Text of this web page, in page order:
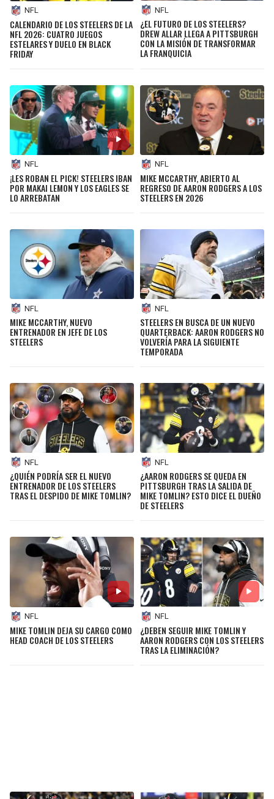
NFL
CALENDARIO DE LOS STEELERS DE LA
NFL 2026: CUATRO JUEGOS
ESTELARES Y DUELO EN BLACK
FRIDAY
NFL
¿EL FUTURO DE LOS STEELERS?
DREW ALLAR LLEGA A PITTSBURGH
CON LA MISIÓN DE TRANSFORMAR
LA FRANQUICIA
NFL
¡LES ROBAN EL PICK! STEELERS IBAN
POR MAKAI LEMON Y LOS EAGLES SE
LO ARREBATAN
NFL
MIKE MCCARTHY, ABIERTO AL
REGRESO DE AARON RODGERS A LOS
STEELERS EN 2026
NFL
MIKE MCCARTHY, NUEVO
ENTRENADOR EN JEFE DE LOS
STEELERS
NFL
STEELERS EN BUSCA DE UN NUEVO
QUARTERBACK: AARON RODGERS NO
VOLVERÍA PARA LA SIGUIENTE
TEMPORADA
NFL
¿QUIÉN PODRÍA SER EL NUEVO
ENTRENADOR DE LOS STEELERS
TRAS EL DESPIDO DE MIKE TOMLIN?
NFL
¿AARON RODGERS SE QUEDA EN
PITTSBURGH TRAS LA SALIDA DE
MIKE TOMLIN? ESTO DICE EL DUEÑO
DE STEELERS
NFL
MIKE TOMLIN DEJA SU CARGO COMO
HEAD COACH DE LOS STEELERS
NFL
¿DEBEN SEGUIR MIKE TOMLIN Y
AARON RODGERS CON LOS STEELERS
TRAS LA ELIMINACIÓN?